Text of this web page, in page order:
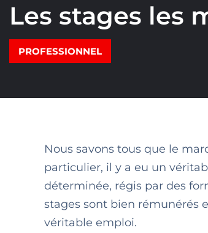
Les stages les
PROFESSIONNEL
Nous savons tous que le
particulier, il y a eu un
déterminée, régis par des
stages sont bien rémunérés
véritable emploi.